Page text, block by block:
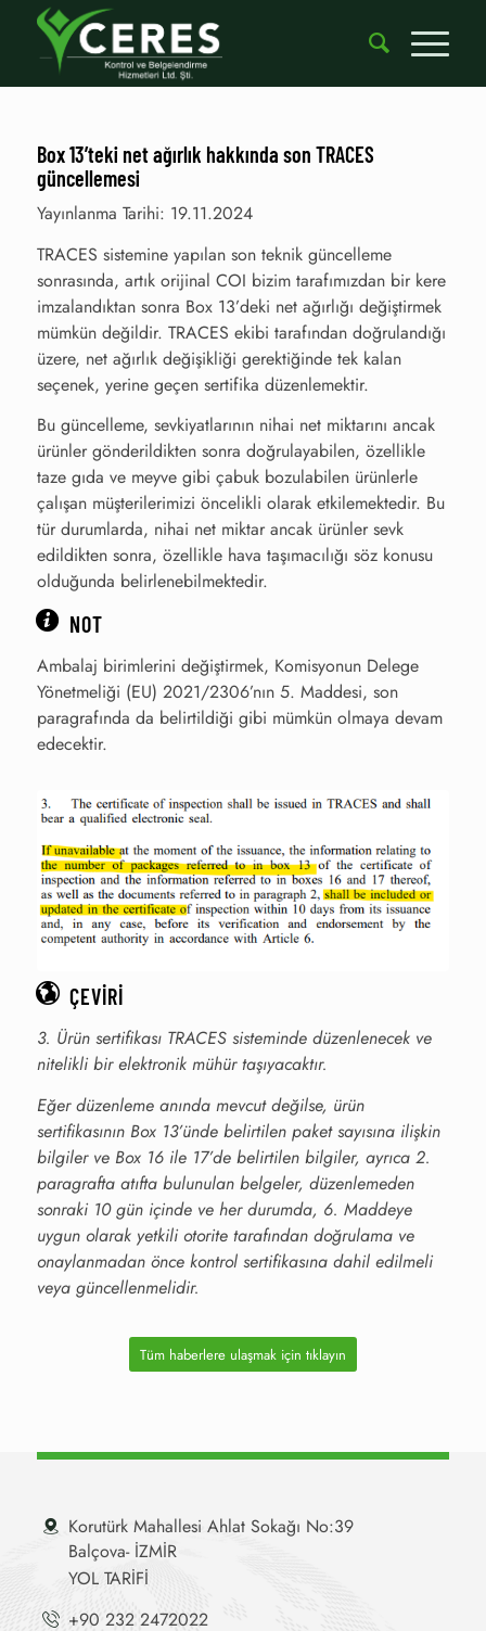
Box 13’teki net ağırlık hakkında son TRACES
güncellemesi
Yayınlanma Tarihi: 19.11.2024
TRACES sistemine yapılan son teknik güncelleme
sonrasında, artık orijinal COI bizim tarafımızdan bir kere
imzalandıktan sonra Box 13’deki net ağırlığı değiştirmek
mümkün değildir. TRACES ekibi tarafından doğrulandığı
üzere, net ağırlık değişikliği gerektiğinde tek kalan
seçenek, yerine geçen sertifika düzenlemektir.
Bu güncelleme, sevkiyatlarının nihai net miktarını ancak
ürünler gönderildikten sonra doğrulayabilen, özellikle
taze gıda ve meyve gibi çabuk bozulabilen ürünlerle
çalışan müşterilerimizi öncelikli olarak etkilemektedir. Bu
tür durumlarda, nihai net miktar ancak ürünler sevk
edildikten sonra, özellikle hava taşımacılığı söz konusu
olduğunda belirlenebilmektedir.
NOT
Ambalaj birimlerini değiştirmek, Komisyonun Delege
Yönetmeliği (EU) 2021/2306’nın 5. Maddesi, son
paragrafında da belirtildiği gibi mümkün olmaya devam
edecektir.
ÇEVIRI
3. Ürün sertifikası TRACES sisteminde düzenlenecek ve
nitelikli bir elektronik mühür taşıyacaktır.
Eğer düzenleme anında mevcut değilse, ürün
sertifikasının Box 13’ünde belirtilen paket sayısına ilişkin
bilgiler ve Box 16 ile 17’de belirtilen bilgiler, ayrıca 2.
paragrafta atıfta bulunulan belgeler, düzenlemeden
sonraki 10 gün içinde ve her durumda, 6. Maddeye
uygun olarak yetkili otorite tarafından doğrulama ve
onaylanmadan önce kontrol sertifikasına dahil edilmeli
veya güncellenmelidir.
Tüm haberlere ulaşmak için tıklayın
Korutürk Mahallesi Ahlat Sokağı No:39
Balçova- İZMİR
YOL TARİFİ
+90 232 2472022